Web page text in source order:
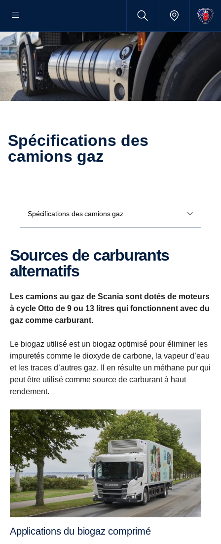
Spécifications des
camions gaz
Spécifications des camions gaz
Sources de carburants
alternatifs
Les camions au gaz de Scania sont dotés de moteurs
à cycle Otto de 9 ou 13 litres qui fonctionnent avec du
gaz comme carburant.
Le biogaz utilisé est un biogaz optimisé pour éliminer les
impuretés comme le dioxyde de carbone, la vapeur d’eau
et les traces d’autres gaz. Il en résulte un méthane pur qui
peut être utilisé comme source de carburant à haut
rendement.
Applications du biogaz comprimé